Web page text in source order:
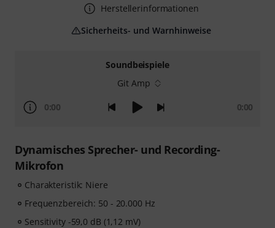
Soundbeispiele
Git Amp
0:00 0:00
Dynamisches Sprecher- und Recording-
Mikrofon
Charakteristik: Niere
Frequenzbereich: 50 - 20.000 Hz
Sensitivity -59,0 dB (1,12 mV)
Herstellerinformationen
Sicherheits- und Warnhinweise